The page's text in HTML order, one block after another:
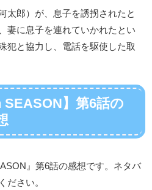
太郎）が、息子を誘拐されたと
妻に息子を連れていかれたとい
犯と協力し、電話を駆使した取
SEASON】第6話の
』第6話の感想です。ネタバ
ださい。